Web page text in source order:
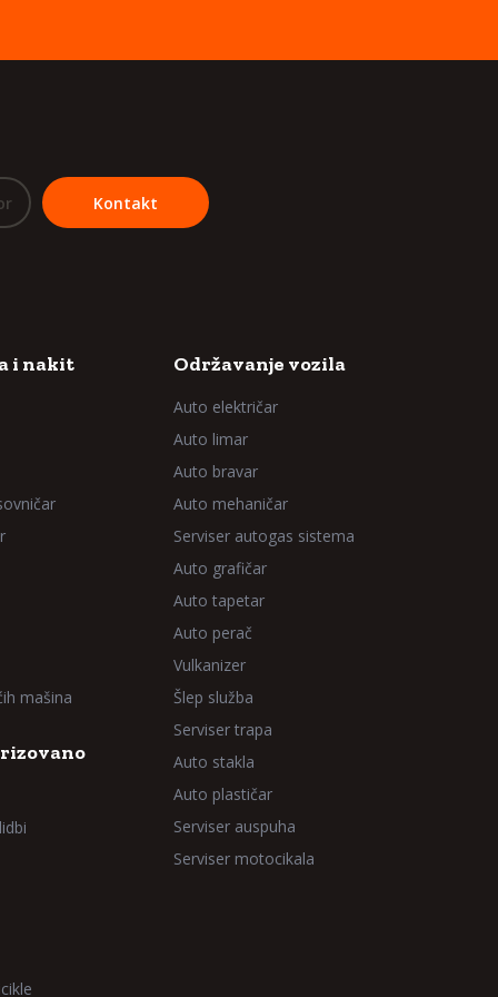
Kontakt
i nakit
mašina
Održavanje vozila
Auto električar
Auto limar
Auto bravar
Auto mehaničar
Serviser autogas sistema
Auto grafičar
Auto tapetar
Auto perač
Vulkanizer
Šlep služba
Serviser trapa
Auto stakla
Auto plastičar
Serviser auspuha
Serviser motocikala